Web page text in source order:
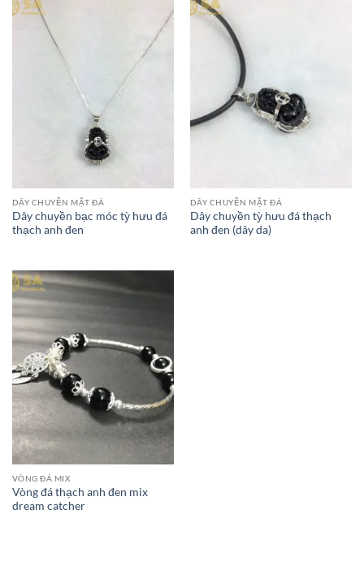
DÂY CHUYỀN MẶT ĐÁ
Dây chuyền bạc móc tỳ hưu đá
thạch anh đen
DÂY CHUYỀN MẶT ĐÁ
Dây chuyền tỳ hưu đá thạch
anh đen (dây da)
VÒNG ĐÁ MIX
Vòng đá thạch anh đen mix
dream catcher